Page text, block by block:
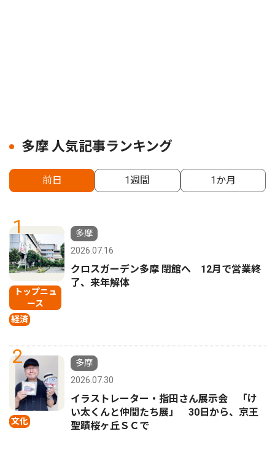
多摩 人気記事ランキング
前日 1週間 1か月
1
トップニュ
ース
経済
多摩
2026.07.16
クロスガーデン多摩 閉館へ 12月で営業終
了、来年解体
2
文化
多摩
2026.07.30
イラストレーター・指田さん展示会 「け
い太くんと仲間たち展」 30日から、京王
聖蹟桜ヶ丘ＳＣで